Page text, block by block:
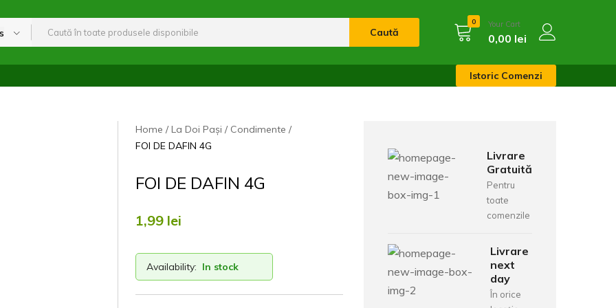
Caută
0 Your Cart
0,00 lei
Istoric Comenzi
Home La Doi Pași
Condimente
FOI DE DAFIN 4G
FOI DE DAFIN 4G
1,99 lei
Availability: In stock
Livrare
Gratuită
Pentru
toate
comenzile
Livrare
next
day
În orice